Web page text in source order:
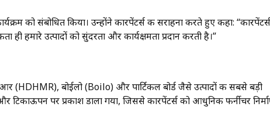
को संबोधित किया। उन्होंने कारपेंटर्स की सराहना करते हुए कहा:
हमारे उत्पादों को सुंदरता और कार्यक्षमता प्रदान करती है।”
बोईलो (Boilo) और पार्टिकल बोर्ड जैसे उत्पादों की सबसे बड़ी
टिकाऊपन पर प्रकाश डाला गया, जिससे कारपेंटर्स को आधुनिक फर्नीचर